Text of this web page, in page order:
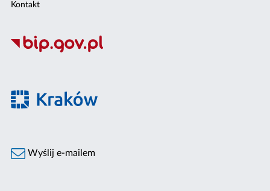
Kontakt
Wyślij e-mailem